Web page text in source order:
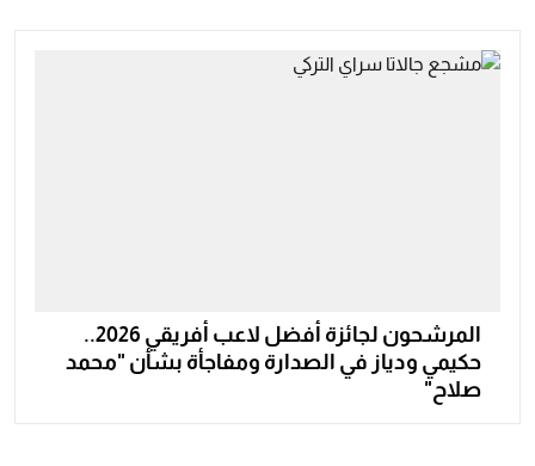
المرشحون لجائزة أفضل لاعب أفريقي 2026..
حكيمي ودياز في الصدارة ومفاجأة بشأن "محمد
صلاح"